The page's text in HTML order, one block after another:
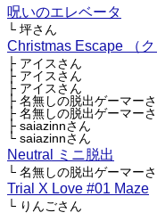
呪いのエレベータ
└ 坪さん
Christmas Escape （
├ アイスさん
├ アイスさん
├ アイスさん
├ 名無しの脱出ゲーマー
├ 名無しの脱出ゲーマー
├ saiazinnさん
└ saiazinnさん
Neutral ミニ脱出
└ 名無しの脱出ゲーマー
Trial X Love #01 Maze
└ りんごさん